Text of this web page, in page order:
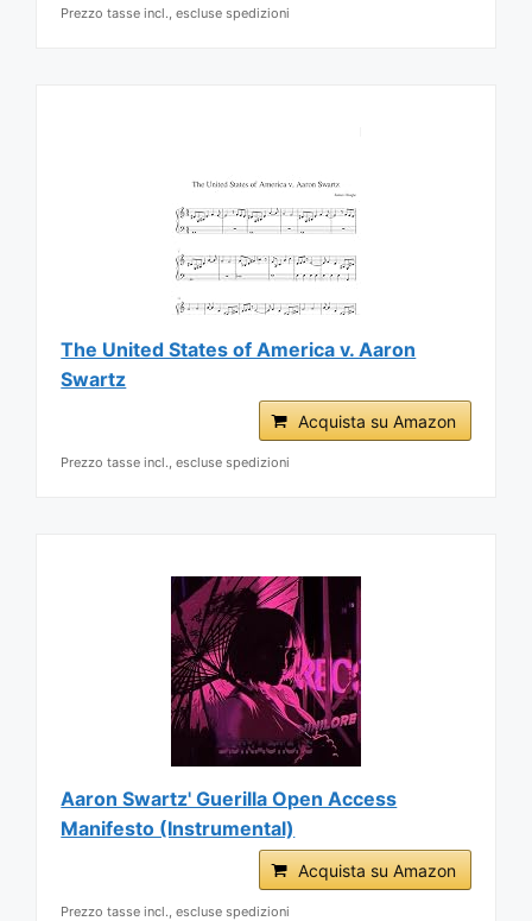
Prezzo tasse incl., escluse spedizioni
The United States of America v. Aaron
Swartz
Acquista su Amazon
Prezzo tasse incl., escluse spedizioni
Aaron Swartz' Guerilla Open Access
Manifesto (Instrumental)
Acquista su Amazon
Prezzo tasse incl., escluse spedizioni